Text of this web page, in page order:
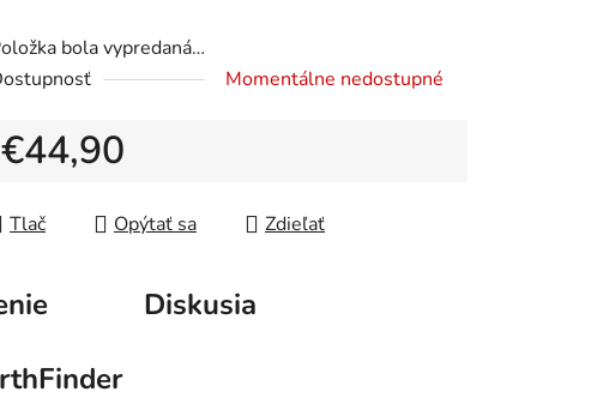
bola vypredaná…
Momentálne nedostupné
€44,90
Tlač
Opýtať sa Zdieľať
Diskusia